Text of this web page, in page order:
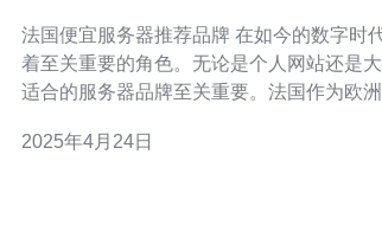
法国便宜服务器推荐品牌 在如今的数字时代，服务器扮演
着至关重要的角色。无论是个人网站还是
适合的服务器品牌至关重要。法国作为欧
国便宜且性能出色的服务器品牌。 OVH是法国最大的服务
2025年4月24日